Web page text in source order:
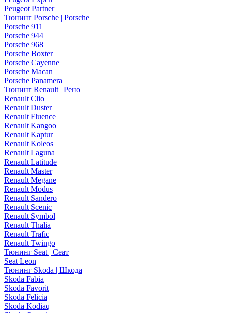
Peugeot Partner
Тюнинг Porsche | Porsche
Porsche 911
Porsche 944
Porsche 968
Porsche Boxter
Porsche Cayenne
Porsche Macan
Porsche Panamera
Тюнинг Renault | Рено
Renault Clio
Renault Duster
Renault Fluence
Renault Kangoo
Renault Kaptur
Renault Koleos
Renault Laguna
Renault Latitude
Renault Master
Renault Megane
Renault Modus
Renault Sandero
Renault Scenic
Renault Symbol
Renault Thalia
Renault Trafic
Renault Twingo
Тюнинг Seat | Сеат
Seat Leon
Тюнинг Skoda | Шкода
Skoda Fabia
Skoda Favorit
Skoda Felicia
Skoda Kodiaq